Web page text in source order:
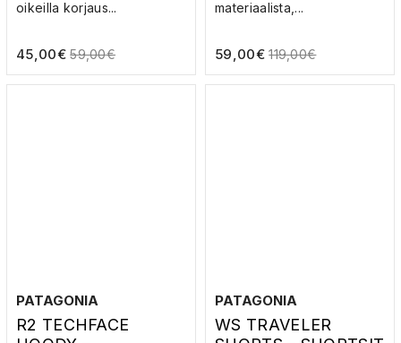
oikeilla korjaus...
45,00€ 59,00€
materiaalista,...
59,00€ 119,00€
PATAGONIA
R2 TECHFACE
PATAGONIA
WS TRAVELER